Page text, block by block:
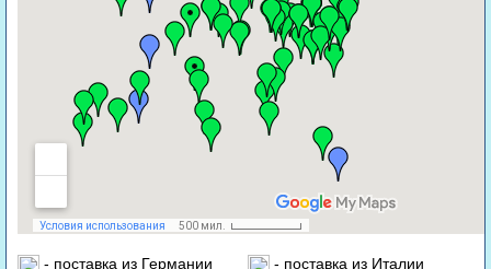
- поставка из Германии - поставка из Италии